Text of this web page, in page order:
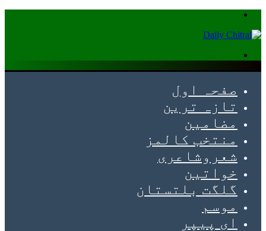
صفحہ اول
تازہ ترین
مضامین
منتخب کالمز
شعروشاعری
خواتین
گلگت بلتستان
موسم
ای پیپر